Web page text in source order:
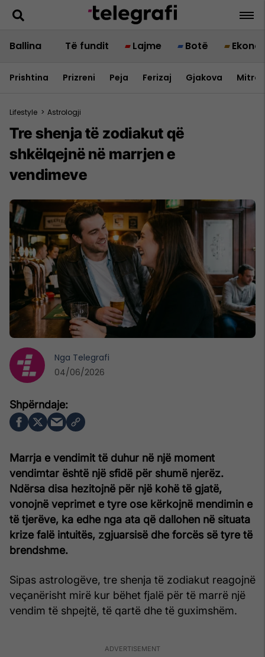
Ballina Të fundit Lajme Botë
Prishtina Prizreni Peja Ferizaj Gjakova
Lifestyle > Astrologji
Tre shenja të zodiakut që
shkëlqejnë në marrjen e
vendimeve
Marrja e vendimit të duhur në një moment
vendimtar është një sfidë për shumë njerëz.
Ndërsa disa hezitojnë për një kohë të gjatë,
vonojnë veprimet e tyre ose kërkojnë mendimin e
të tjerëve, ka edhe nga ata që dallohen në situata
krize falë intuitës, zgjuarsisë dhe forcës së tyre të
brendshme.
Sipas astrologëve, tre shenja të zodiakut reagojnë
veçanërisht mirë kur bëhet fjalë për të marrë një
vendim të shpejtë, të qartë dhe të guximshëm.
Nga Telegrafi
04/06/2026